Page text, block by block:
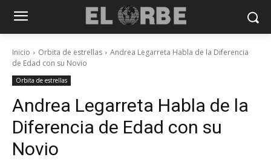
Inicio Orbita de estrellas
Andrea Legarreta Habla de la Diferencia
de Edad con su Novio
Orbita de estrellas
Andrea Legarreta Habla de la
Diferencia de Edad con su
Novio